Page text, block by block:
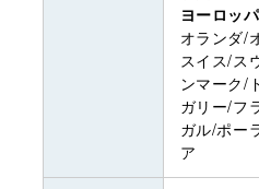
ヨーロッ
オランダ/
スイス/ス
ンマーク/
ガリー/フ
ガル/ポー
ア